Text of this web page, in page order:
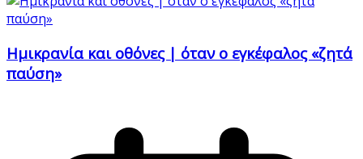
Ημικρανία και οθόνες | όταν ο εγκέφαλος «ζητά
παύση»